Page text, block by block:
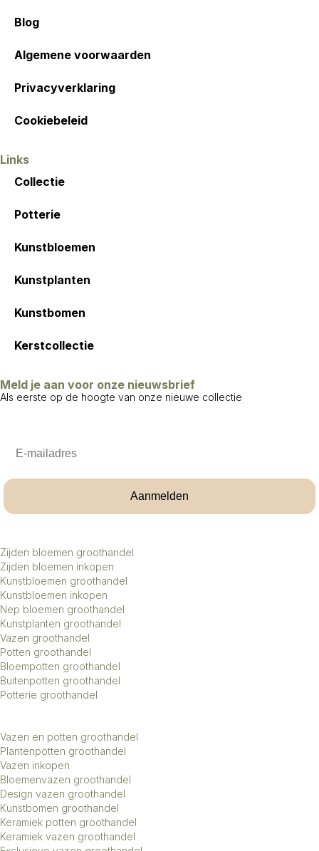
Blog
Algemene voorwaarden
Privacyverklaring
Cookiebeleid
Links
Collectie
Potterie
Kunstbloemen
Kunstplanten
Kunstbomen
Kerstcollectie
Meld je aan voor onze nieuwsbrief
Als eerste op de hoogte van onze nieuwe collectie
Aanmelden
Zijden bloemen groothandel
Zijden bloemen inkopen
Kunstbloemen groothandel
Kunstbloemen inkopen
Nep bloemen groothandel
Kunstplanten groothandel
Vazen groothandel
Potten groothandel
Bloempotten groothandel
Buitenpotten groothandel
Potterie groothandel
Vazen en potten groothandel
Plantenpotten groothandel
Vazen inkopen
Bloemenvazen groothandel
Design vazen groothandel
Kunstbomen groothandel
Keramiek potten groothandel
Keramiek vazen groothandel